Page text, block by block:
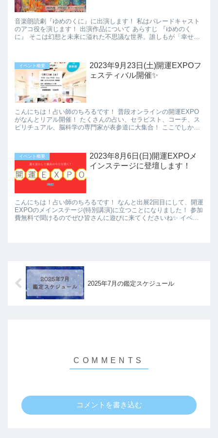
音楽朗読劇『ゆめのくに』に出演します！ 私はパレードキャスト
のアコ役を演じます！ 出演作品について あらすじ 『ゆめのく
に』 そこは幻想と未来に溢れた不思議な世界。誰しもが「幸せに
イベント概要
2023年9月23日(土)開運EXPOフ
ェスティバル開催✨
こんにちは！占い師のちろるです！ 普段オンラインの開運EXPO
がなんとリアル開催！ たくさんの占い、セラピスト、コーチ、ス
ピリチュアル、脳科学の専門家が表参道に大集合！ ここでしか手
イベント概要
2023年8月6日(日)開運EXPOメ
インステージに登壇します！
こんにちは！占い師のちろるです！ なんと出展2回目にして、開運
EXPOのメインステージ(特別講演)に立つことになりました！ 参加
費無料で聞けるのでぜひ皆さんに遊びに来てくださいね✨ イベン
2025年7月の鑑定スケジュール
コメントを書き込む